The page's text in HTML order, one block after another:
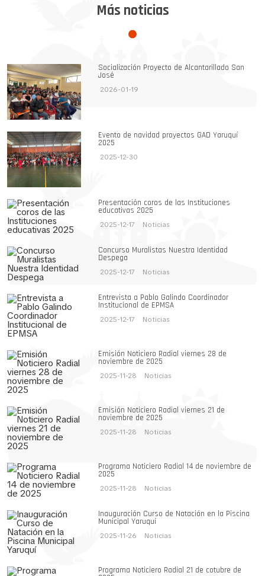
Más noticias
Socialización Proyecto de Alcantarillado San
José
2026-01-19
Evento de navidad proyectos GAD Yaruquí
2025
2025-12-30
Presentación coros de las Instituciones
educativas 2025
2025-12-17 Noticias
Concurso Muralistas Nuestra Identidad
Despega
2025-12-17 Noticias
Entrevista a Pablo Galindo Coordinador
Institucional de EPMSA
2025-12-17 Noticias
Emisión Noticiero Radial viernes 28 de
noviembre de 2025
2025-11-28 Noticias
Emisión Noticiero Radial viernes 21 de
noviembre de 2025
2025-11-28 Noticias
Programa Noticiero Radial 14 de noviembre de
2025
2025-11-28 Noticias
Inauguración Curso de Natación en la Piscina
Municipal Yaruquí
2025-11-26 Noticias
Programa Noticiero Radial 21 de cotubre de